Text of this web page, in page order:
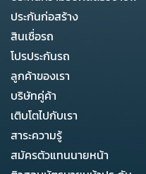
ประกันก่อสร้าง
สินเชื่อรถ
โปรประกันรถ
ลูกค้าของเรา
บริษัทคู่ค้า
เติบโตไปกับเรา
สาระความรู้
สมัครตัวแทนนายหน้า